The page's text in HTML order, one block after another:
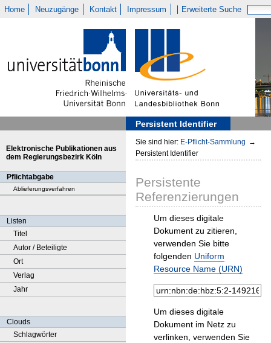
Home Neuzugänge Kontakt Impressum Erweiterte Suche
Persistent Identifier
Elektronische Publikationen aus
dem Regierungsbezirk Köln
Pflichtabgabe
Ablieferungsverfahren
Listen
Titel
Autor / Beteiligte
Ort
Verlag
Jahr
Clouds
Schlagwörter
Sie sind hier: E-Pflicht-Sammlung →
Persistent Identifier
Persistente
Referenzierungen
Um dieses digitale
Dokument zu zitieren,
verwenden Sie bitte
folgenden Uniform
Resource Name (URN)
Um dieses digitale
Dokument im Netz zu
verlinken, verwenden Sie